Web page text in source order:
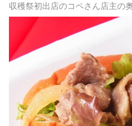
収穫祭初出店のコペさん店主の